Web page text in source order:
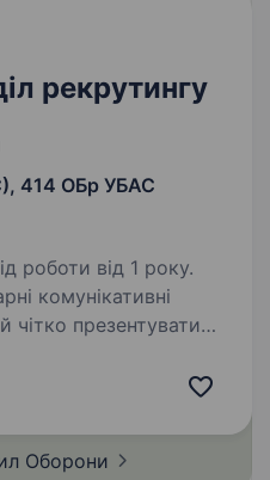
рекрутингу
414 ОБр УБАС
роботи від 1 року.
чітко презентувати
обсягом задач
Оборони